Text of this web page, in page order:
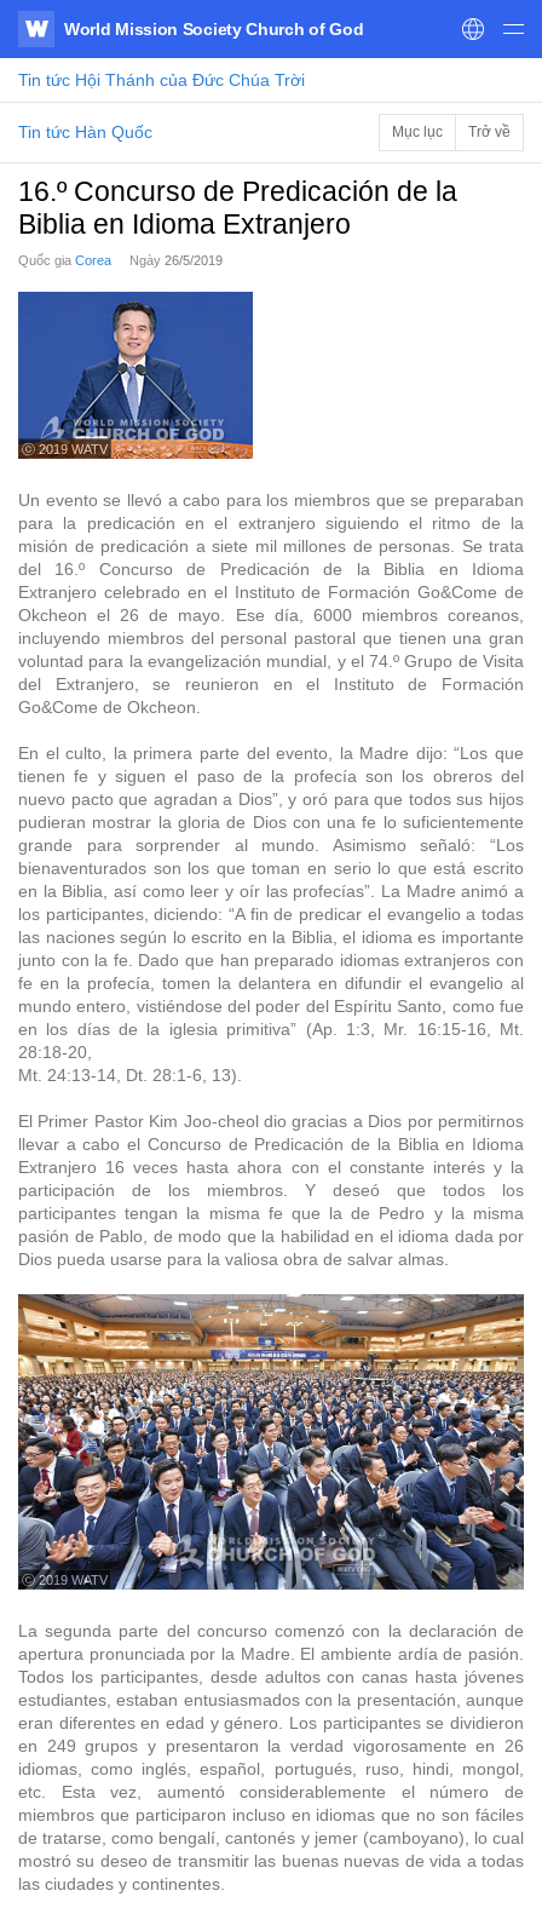
WATV
World Mission Society Church of God
Tin tức Hội Thánh của Đức Chúa Trời
Tin tức Hàn Quốc Mục lục Trở về
16.º Concurso de Predicación de la
Biblia en Idioma Extranjero
Quốc gia Corea Ngày 26/5/2019
ⓒ 2019 WATV
Un evento se llevó a cabo para los miembros que se preparaban
para la predicación en el extranjero siguiendo el ritmo de la
misión de predicación a siete mil millones de personas. Se trata
del 16.º Concurso de Predicación de la Biblia en Idioma
Extranjero celebrado en el Instituto de Formación Go&Come de
Okcheon el 26 de mayo. Ese día, 6000 miembros coreanos,
incluyendo miembros del personal pastoral que tienen una gran
voluntad para la evangelización mundial, y el 74.º Grupo de Visita
del Extranjero, se reunieron en el Instituto de Formación
Go&Come de Okcheon.
En el culto, la primera parte del evento, la Madre dijo: “Los que
tienen fe y siguen el paso de la profecía son los obreros del
nuevo pacto que agradan a Dios”, y oró para que todos sus hijos
pudieran mostrar la gloria de Dios con una fe lo suficientemente
grande para sorprender al mundo. Asimismo señaló: “Los
bienaventurados son los que toman en serio lo que está escrito
en la Biblia, así como leer y oír las profecías”. La Madre animó a
los participantes, diciendo: “A fin de predicar el evangelio a todas
las naciones según lo escrito en la Biblia, el idioma es importante
junto con la fe. Dado que han preparado idiomas extranjeros con
fe en la profecía, tomen la delantera en difundir el evangelio al
mundo entero, vistiéndose del poder del Espíritu Santo, como fue
en los días de la iglesia primitiva” (Ap. 1:3, Mr. 16:15-16, Mt.
28:18-20,
Mt. 24:13-14, Dt. 28:1-6, 13).
El Primer Pastor Kim Joo-cheol dio gracias a Dios por permitirnos
llevar a cabo el Concurso de Predicación de la Biblia en Idioma
Extranjero 16 veces hasta ahora con el constante interés y la
participación de los miembros. Y deseó que todos los
participantes tengan la misma fe que la de Pedro y la misma
pasión de Pablo, de modo que la habilidad en el idioma dada por
Dios pueda usarse para la valiosa obra de salvar almas.
ⓒ 2019 WATV
La segunda parte del concurso comenzó con la declaración de
apertura pronunciada por la Madre. El ambiente ardía de pasión.
Todos los participantes, desde adultos con canas hasta jóvenes
estudiantes, estaban entusiasmados con la presentación, aunque
eran diferentes en edad y género. Los participantes se dividieron
en 249 grupos y presentaron la verdad vigorosamente en 26
idiomas, como inglés, español, portugués, ruso, hindi, mongol,
etc. Esta vez, aumentó considerablemente el número de
miembros que participaron incluso en idiomas que no son fáciles
de tratarse, como bengalí, cantonés y jemer (camboyano), lo cual
mostró su deseo de transmitir las buenas nuevas de vida a todas
las ciudades y continentes.